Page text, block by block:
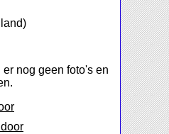
nog geen foto's en